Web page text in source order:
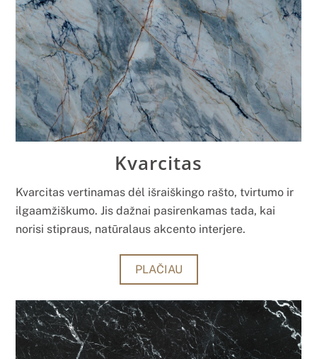
Kvarcitas
Kvarcitas vertinamas dėl išraiškingo rašto, tvirtumo ir
ilgaamžiškumo. Jis dažnai pasirenkamas tada, kai
norisi stipraus, natūralaus akcento interjere.
PLAČIAU